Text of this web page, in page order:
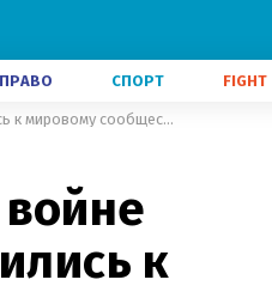
ПРАВО СПОРТ FIGHT
Призываем противодействовать войне – игроки сборной Украины обратились к мировому сообществу
к